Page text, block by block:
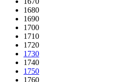
1680
1690
1700
1710
1720
1730
1740
1750
1760